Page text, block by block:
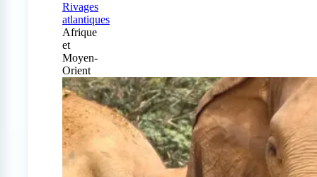
Rivages
atlantiques
Afrique
et
Moyen-
Orient